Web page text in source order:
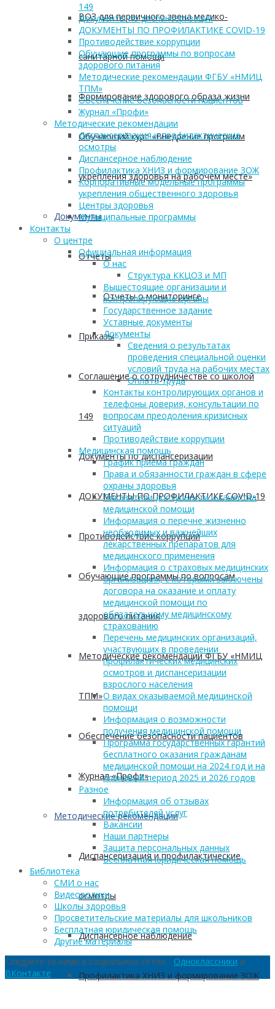
ВОЗ для первичного звена медико-
санитарной помощи
Формирование здорового образа жизни
Обучающий курс «Внедрение программ
укрепления здоровья на рабочем месте»
Документы
Отчеты
Отчеты о мониторинге
Приказы
Соглашение о сотрудничестве со школой
149
Документы по диспансеризации
ДОКУМЕНТЫ ПО ПРОФИЛАКТИКЕ COVID-19
Противодействие коррупции
Обучающие программы по вопросам
здорового питания
Методические рекомендации ФГБУ «НМИЦ
ТПМ»
Обеспечение безопасности пациентов
Журнал «Профи»
Методические рекомендации
Диспансеризация и профилактические
осмотры
Диспансерное наблюдение
Профилактика ХНИЗ и формирование ЗОЖ
149
Документы по диспансеризации
ДОКУМЕНТЫ ПО ПРОФИЛАКТИКЕ COVID-19
Противодействие коррупции
Обучающие программы по вопросам
здорового питания
Методические рекомендации ФГБУ «НМИЦ
ТПМ»
Обеспечение безопасности пациентов
Журнал «Профи»
Методические рекомендации
Диспансеризация и профилактические
осмотры
Диспансерное наблюдение
Профилактика ХНИЗ и формирование ЗОЖ
Корпоративные модельные программы
укрепления общественного здоровья
Центры здоровья
Муниципальные программы
Контакты
О центре
Официальная информация
О нас
Структура ККЦОЗ и МП
Вышестоящие организации и
контролирующие органы
Государственное задание
Уставные документы
Документы
Сведения о результатах
проведения специальной оценки
условий труда на рабочих местах
Оплата труда
Контакты контролирующих органов и
телефоны доверия, консультации по
вопросам преодоления кризисных
ситуаций
Противодействие коррупции
Медицинская помощь
График приема граждан
Права и обязанности граждан в сфере
охраны здоровья
Показатели доступности и качества
медицинской помощи
Информация о перечне жизненно
необходимых и важнейших
лекарственных препаратов для
медицинского применения
Информация о страховых медицинских
организациях, с которыми заключены
договора на оказание и оплату
медицинской помощи по
обязательному медицинскому
страхованию
Перечень медицинских организаций,
участвующих в проведении
профилактических медицинских
осмотров и диспансеризации
взрослого населения
О видах оказываемой медицинской
помощи
Информация о возможности
получения медицинской помощи
Программа государственных гарантий
бесплатного оказания гражданам
медицинской помощи на 2024 год и на
плановый период 2025 и 2026 годов
Разное
Информация об отзывах
потребителей услуг
Вакансии
Наши партнеры
Защита персональных данных
Бесплатная юридическая помощь
Библиотека
СМИ о нас
Видеоролики
Школы здоровья
Просветительские материалы для школьников
Бесплатная юридическая помощь
Другие материалы
Следуйте за нами в социальных сетях: Одноклассники и
ВКонтакте